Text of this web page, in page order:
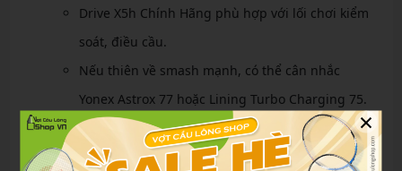
Drive X5h Chính Hãng phù hợp với lối chơi kiểm
soát, điều cầu.
Nếu thiên về smash mạnh, có thể cân nhắc
Yonex Astrox 77 hoặc Lining Turbo Charging 75.
Địa chỉ mua vợt cầu lông chính hãng, uy tín ×